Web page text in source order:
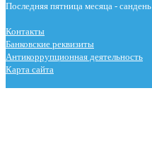
Последняя пятница месяца - сандень
Контакты
Банковские реквизиты
Антикоррупционная деятельность
Карта сайта